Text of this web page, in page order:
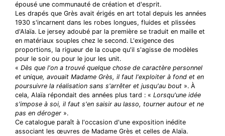
épousé une communauté de création et d'esprit.
Les drapés que Grès avait érigés en art total depuis les années
1930 s'incarnent dans les robes longues, fluides et plissées
d'Alaïa. Le jersey adoubé par la première se traduit en maille et
en matériaux souples chez le second. L'exigence des
proportions, la rigueur de la coupe qu'il s'agisse de modèles
pour le soir ou pour le jour les unit.
« Dès que l'on a trouvé quelque chose de caractère personnel
et unique, avouait Madame Grès, il faut l'exploiter à fond et en
poursuivre la réalisation sans s'arrêter et jusqu'au bout ». À
cela, Alaïa répondait des années plus tard : « Lorsqu'une idée
s'impose à soi, il faut s'en saisir au lasso, tourner autour et ne
pas en déroger ».
Ce catalogue paraît à l'occasion d'une exposition inédite
associant les œuvres de Madame Grès et celles de Alaïa.